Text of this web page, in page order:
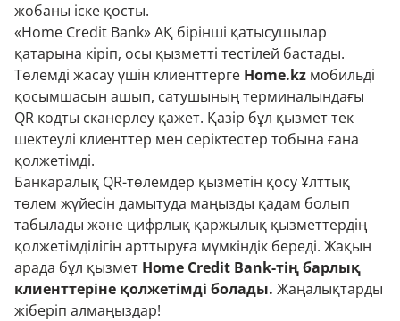
жобаны іске қосты.
«Home Credit Bank» АҚ бірінші қатысушылар
қатарына кіріп, осы қызметті тестілей бастады.
Төлемді жасау үшін клиенттерге Home.kz мобильді
қосымшасын ашып, сатушының терминалындағы
QR кодты сканерлеу қажет. Қазір бұл қызмет тек
шектеулі клиенттер мен серіктестер тобына ғана
қолжетімді.
Банкаралық QR-төлемдер қызметін қосу Ұлттық
төлем жүйесін дамытуда маңызды қадам болып
табылады және цифрлық қаржылық қызметтердің
қолжетімділігін арттыруға мүмкіндік береді. Жақын
арада бұл қызмет Home Credit Bank-тің барлық
клиенттеріне қолжетімді болады. Жаңалықтарды
жіберіп алмаңыздар!